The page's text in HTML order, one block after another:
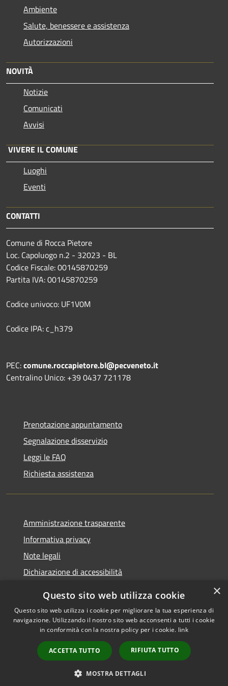
Ambiente
Salute, benessere e assistenza
Autorizzazioni
NOVITÀ
Notizie
Comunicati
Avvisi
VIVERE IL COMUNE
Luoghi
Eventi
CONTATTI
Comune di Rocca Pietore
Loc. Capoluogo n.2 - 32023 - BL
Codice Fiscale: 00145870259
Partita IVA: 00145870259
Codice univoco: UF1V0M
Codice IPA: c_h379
PEC:comune.roccapietore.bl@pecveneto.it
Centralino Unico: +39 0437 721178
Prenotazione appuntamento
Segnalazione disservizio
Leggi le FAQ
Richiesta assistenza
Amministrazione trasparente
Informativa privacy
Note legali
Dichiarazione di accessibilità
RSS
Accessibilità
Copyright © 2026 • Comune di
Rocca Pietore • Powered by
Municipium•
Accesso
redazione
×
Questo sito web utilizza cookie
Questo sito web utilizza i cookie per migliorare la tua esperienza di
navigazione. Utilizzando il nostro sito web acconsenti a tutti i cookie
in conformità con la nostra policy per i cookie. link
ACCETTA TUTTO RIFIUTA TUTTO
MOSTRA DETTAGLI